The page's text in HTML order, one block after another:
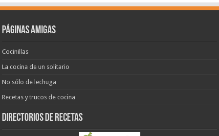
Páginas amigas
Cocinillas
La cocina de un solitario
No sólo de lechuga
Recetas y trucos de cocina
Directorios de recetas